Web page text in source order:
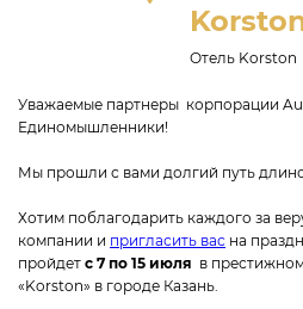
Уважаемые партнеры корпорации
Единомышленники!
Мы прошли с вами долгий путь
Хотим поблагодарить каждого за
компании и пригласить вас на
пройдет с 7 по 15 июля
в
«Korston» в городе Казань.
Отель Korston